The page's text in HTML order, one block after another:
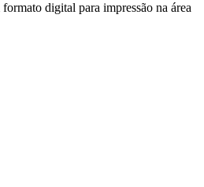
digital para impressão na área